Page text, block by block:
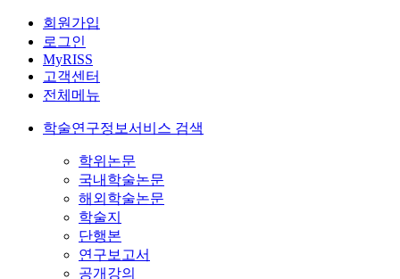
회원가입
로그인
MyRISS
고객센터
전체메뉴
학술연구정보서비스 검색
학위논문
국내학술논문
해외학술논문
학술지
단행본
연구보고서
공개강의